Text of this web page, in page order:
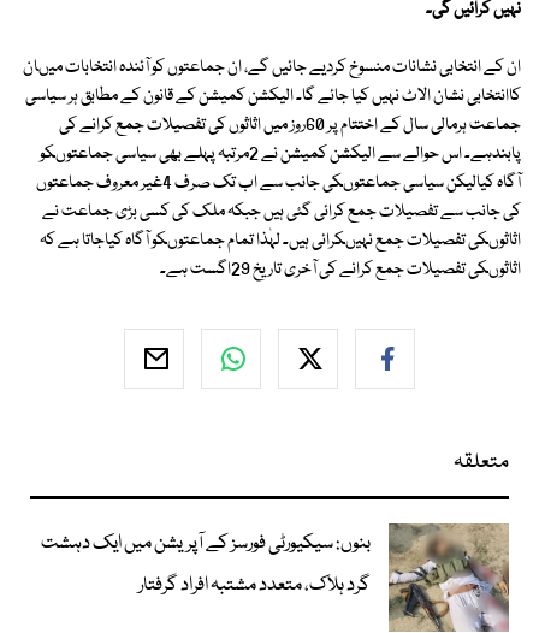
نہیں کرائیں گی۔
ان کے انتخابی نشانات منسوخ کردیے جائیں گے، ان جماعتوں کو آئندہ انتخابات میںان
کاانتخابی نشان الاٹ نہیں کیا جائے گا۔ الیکشن کمیشن کے قانون کے مطابق ہر سیاسی
جماعت ہرمالی سال کے اختتام پر 60روز میں اثاثوں کی تفصیلات جمع کرانے کی
پابندہے۔ اس حوالے سے الیکشن کمیشن نے 2مرتبہ پہلے بھی سیاسی جماعتوںکو
آگاہ کیالیکن سیاسی جماعتوںکی جانب سے اب تک صرف 4غیر معروف جماعتوں
کی جانب سے تفصیلات جمع کرائی گئی ہیں جبکہ ملک کی کسی بڑی جماعت نے
اثاثوںکی تفصیلات جمع نہیںکرائی ہیں۔ لہٰذا تمام جماعتوںکو آگاہ کیاجاتا ہے کہ
اثاثوںکی تفصیلات جمع کرانے کی آخری تاریخ 29اگست ہے۔
متعلقہ
بنوں: سیکیورٹی فورسز کے آپریشن میں ایک دہشت
گرد ہلاک، متعدد مشتبہ افراد گرفتار